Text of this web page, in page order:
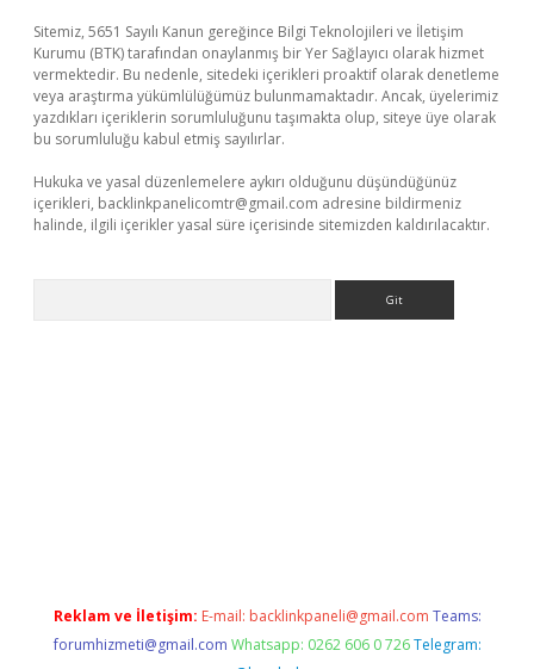
Sitemiz, 5651 Sayılı Kanun gereğince Bilgi Teknolojileri ve İletişim
Kurumu (BTK) tarafından onaylanmış bir Yer Sağlayıcı olarak hizmet
vermektedir. Bu nedenle, sitedeki içerikleri proaktif olarak denetleme
veya araştırma yükümlülüğümüz bulunmamaktadır. Ancak, üyelerimiz
yazdıkları içeriklerin sorumluluğunu taşımakta olup, siteye üye olarak
bu sorumluluğu kabul etmiş sayılırlar.
Hukuka ve yasal düzenlemelere aykırı olduğunu düşündüğünüz
içerikleri, backlinkpanelicomtr@gmail.com adresine bildirmeniz
halinde, ilgili içerikler yasal süre içerisinde sitemizden kaldırılacaktır.
Reklam ve İletişim: E-mail: backlinkpaneli@gmail.com Teams:
forumhizmeti@gmail.com Whatsapp: 0262 606 0 726 Telegram: